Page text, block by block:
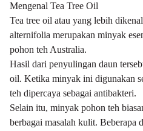
Mengenal Tea Tree Oil
Tea tree oil atau yang lebih
alternifolia merupakan minyak
pohon teh Australia.
Hasil dari penyulingan daun
oil. Ketika minyak ini digunakan
teh dipercaya sebagai antibakteri.
Selain itu, minyak pohon teh
berbagai masalah kulit. Beberapa